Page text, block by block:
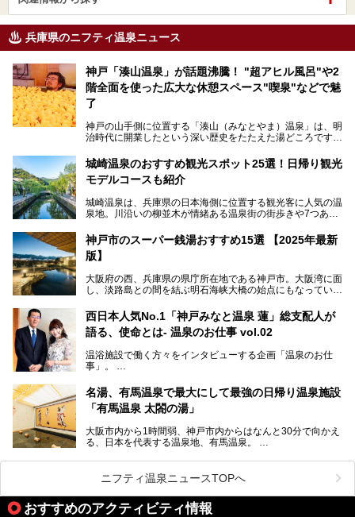
兵庫県のニフティ温泉ニュース
神戸「湊山温泉」が話題沸騰！ "超アヒル風呂"や2
階全面を使った広大な休憩スペース"喫泉"などで魅
了
神戸の山手側に位置する「湊山（みなとやま）温泉」は、明
治時代に開業したという深い歴史をたたえた湯どころです。
っぱいに浮かぶアヒルちゃん。さらに、ゆったりくつろげて
コワーキングも可能な休憩スペースも人気に。斬新な企画や
設備で人々をアッと驚かせる湊山温泉の魅力をリポートしま
城崎温泉のおすすめ観光スポット25選！日帰り観光
モデルコースも紹介
城崎温泉は、兵庫県の日本海側に位置する観光客に人気の温
泉地。川沿いの柳並木が情緒ある温泉街の街歩きや7つある
られています。鉄道の駅から温泉街が近く、歩いて回るのに
ちょうどよい規模で、日帰りでの訪問にもおすすめです。
の観光スポットをピックアップ。温泉やご当地グルメなどを
盛り込んだ日帰り観光モデルコースも紹介しているので、ぜ
神戸市のスーパー銭湯おすすめ15選 【2025年最新
版】
大阪府の西、兵庫県の県庁所在地である神戸市。大阪湾に面
し、淡路島との間を結ぶ明石海峡大橋の始点にもなっていま
華街をはじめ、きらびやかに発展したハーバーランドなど、
人気観光スポットもめじろ押しです。
そして、温泉好きの視点から見ると、神戸市といえば何とい
湯です。そのお湯をリーズナブルに体験できる健康ランドや
スーパー銭湯があったら……。今回はそんな希望に沿う施設
きます！
西日本人気No.1「神戸みなと温泉 蓮」総支配人が
語る、使命とは- 温泉のお仕事 vol.02
温浴施設で働く方々をインタビューする企画「温泉のお仕
事」。
ング西日本1位、2年連続「ベストオブ宿泊賞」に輝いた
「神戸みなと温泉 蓮」の魅力に迫りました！
名湯、有馬温泉で最大にして最強の日帰り温泉施設
「有馬温泉 太閤の湯」
大阪市内から1時間弱、神戸市内からはなんと30分で向かえ
る、日本を代表する温泉地、有馬温泉。
有名な「金泉」と「銀泉」に加え、人工のの炭酸泉まで楽し
める、ある意味「最強」ともいえる施設です。
今回は自慢のお湯をメインにその魅力の数々を紹介します！
ニフティ温泉ニュースTOPへ
おすすめのアクティビティ情報